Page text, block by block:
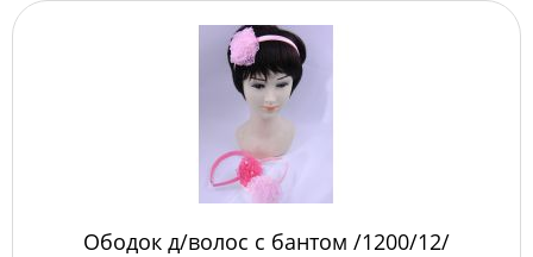
Ободок д/волос с бантом /1200/12/